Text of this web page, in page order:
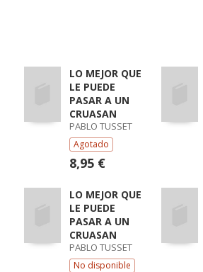
LO MEJOR QUE
LE PUEDE
PASAR A UN
CRUASAN
PABLO TUSSET
Agotado
8,95 €
LO MEJOR QUE
LE PUEDE
PASAR A UN
CRUASAN
PABLO TUSSET
No disponible